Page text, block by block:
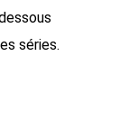
séries.